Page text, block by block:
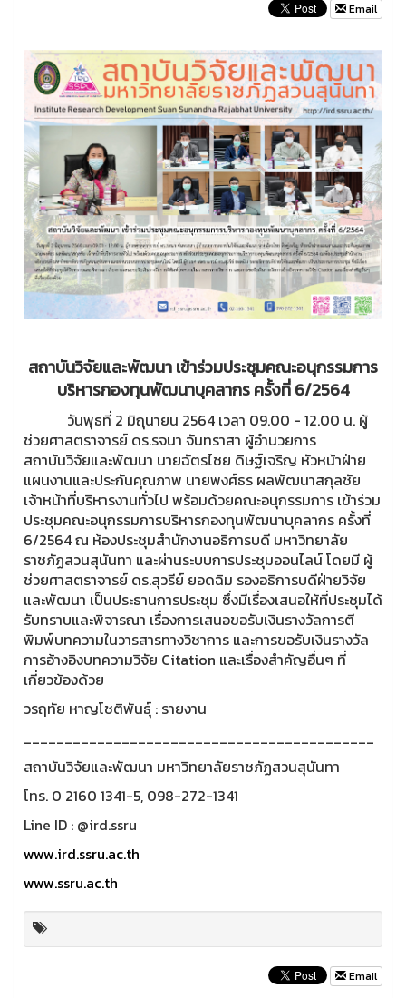
Email
สถาบันวิจัยและพัฒนา เข้าร่วมประชุมคณะอนุกรรมการ
บริหารกองทุนพัฒนาบุคลากร ครั้งที่ 6/2564
วันพุธที่ 2 มิถุนายน 2564 เวลา 09.00 - 12.00 น. ผู้
ช่วยศาสตราจารย์ ดร.รจนา จันทราสา ผู้อำนวยการ
สถาบันวิจัยและพัฒนา นายฉัตรไชย ดิษฐ์เจริญ หัวหน้าฝ่าย
แผนงานและประกันคุณภาพ นายพงศ์ธร ผลพัฒนาสกุลชัย
เจ้าหน้าที่บริหารงานทั่วไป พร้อมด้วยคณะอนุกรรมการ เข้าร่วม
ประชุมคณะอนุกรรมการบริหารกองทุนพัฒนาบุคลากร ครั้งที่
6/2564 ณ ห้องประชุมสำนักงานอธิการบดี มหาวิทยาลัย
ราชภัฏสวนสุนันทา และผ่านระบบการประชุมออนไลน์ โดยมี ผู้
ช่วยศาสตราจารย์ ดร.สุวรีย์ ยอดฉิม รองอธิการบดีฝ่ายวิจัย
และพัฒนา เป็นประธานการประชุม ซึ่งมีเรื่องเสนอให้ที่ประชุมได้
รับทราบและพิจารณา เรื่องการเสนอขอรับเงินรางวัลการตี
พิมพ์บทความในวารสารทางวิชาการ และการขอรับเงินรางวัล
การอ้างอิงบทความวิจัย Citation และเรื่องสำคัญอื่นๆ ที่
เกี่ยวข้องด้วย
วรฤทัย หาญโชติพันธุ์ : รายงาน
___________________________________________
สถาบันวิจัยและพัฒนา มหาวิทยาลัยราชภัฏสวนสุนันทา
โทร. 0 2160 1341-5, 098-272-1341
Line ID : @ird.ssru
www.ird.ssru.ac.th
www.ssru.ac.th
Email